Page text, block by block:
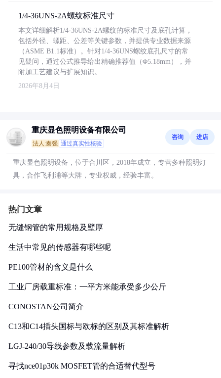
1/4-36UNS-2A螺纹标准尺寸
本文详细解析1/4-36UNS-2A螺纹的标准尺寸及底孔计算，
包括外径、螺距、公差等关键参数，并提供专业数据来源
（ASME B1.1标准）。针对1/4-36UNS螺纹底孔尺寸的常
见疑问，通过公式推导给出精确推荐值（Φ5.18mm），并
附加工艺建议与扩展知识。
2026年8月4日
重庆显色照明设备有限公司
法人:秦强 通过真实性核验
咨询 进店
重庆显色照明设备，位于合川区，2018年成立，专营多种照明灯
具，合作飞利浦等大牌，专业权威，经验丰富。
热门文章
无缝钢管的常用规格及壁厚
生活中常见的传感器有哪些呢
PE100管材的含义是什么
工业厂房载重标准：一平方米能承受多少公斤
CONOSTAN公司简介
C13和C14插头国标与欧标的区别及其标准解析
LGJ-240/30导线参数及载流量解析
寻找nce01p30k MOSFET管的合适替代型号